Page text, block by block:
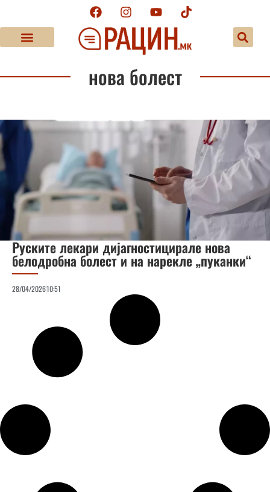
нова болест
Руските лекари дијагностицирале нова
белодробна болест и на нарекле „пуканки“
28/04/202610:51